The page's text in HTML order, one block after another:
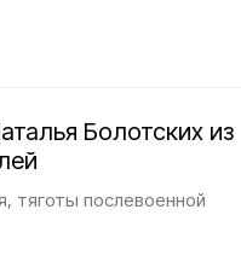
Болотских из
тяготы послевоенной